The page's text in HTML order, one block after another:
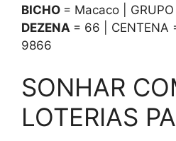
BICHO = Macaco | GRUPO
DEZENA = 66 | CENTENA
9866
SONHAR
LOTERIAS